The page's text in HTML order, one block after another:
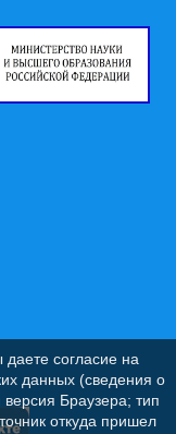
согласие на
данных (сведения о
Браузера; тип
откуда пришел